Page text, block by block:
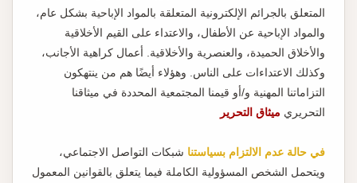
المتعلق بالجرائم الإلكترونية المتعلقة بالمواد الإباحية بشكل عام،
والمواد الإباحية عن الأطفال، والاعتداء على القيم الأخلاقية
والأخلاق الحميدة، والعنصرية والأخلاقية. أعمال كراهية الأجانب،
وكذلك الاعتداءات على الناس. وهؤلاء أيضًا هم من ينتهكون
التزاماتنا المهنية و/أو قيمنا المجتمعية المحددة في ميثاقنا
التحريري ميثاق التحرير
في حالة عدم الالتزام بسياستنا شبكات التواصل الاجتماعي،
ويتحمل الشخص المسؤولية الكاملة فيما يتعلق بالقوانين المعمول